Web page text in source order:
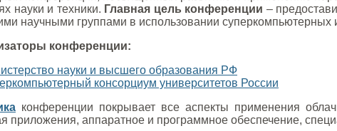
науки и техники. Главная цель конференции –
научными группами в использовании суперкомпьютерных
конференции:
науки и высшего образования РФ
консорциум университетов России
конференции покрывает все аспекты применения
приложения, аппаратное и программное обеспечение,